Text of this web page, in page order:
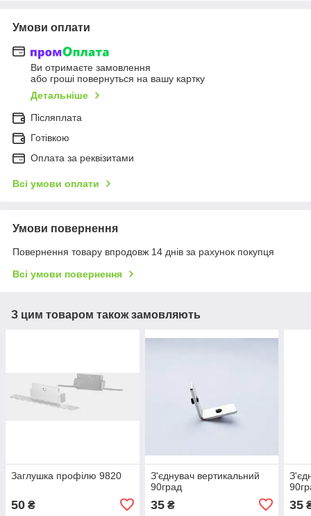
Умови оплати
Ви отримаєте замовлення
або гроші повернуться на вашу картку
Детальніше
Післяплата
Готівкою
Оплата за реквізитами
Всі умови оплати
Умови повернення
Повернення товару впродовж 14 днів за рахунок покупця
Всі умови повернення
З цим товаром також замовляють
Заглушка профілю 9820
50 ₴
З'єднувач вертикальний
90град
35₴ 35